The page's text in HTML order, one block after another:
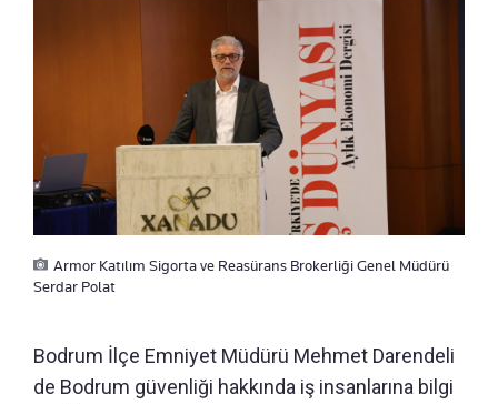
Armor Katılım Sigorta ve Reasürans Brokerliği Genel Müdürü
Serdar Polat
Bodrum İlçe Emniyet Müdürü Mehmet Darendeli
de Bodrum güvenliği hakkında iş insanlarına bilgi